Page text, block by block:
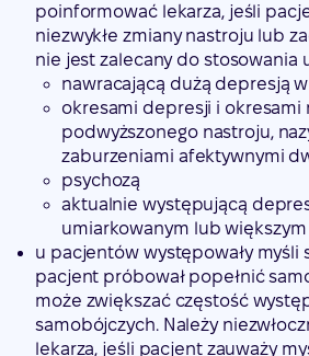
poinformować lekarza, jeśli
niezwykłe zmiany nastroju lub
nie jest zalecany do stosowania
nawracającą dużą depresją
okresami depresji i okresami
podwyższonego nastroju,
zaburzeniami afektywnymi
psychozą
aktualnie występującą
umiarkowanym lub większym
u pacjentów występowały myśli
pacjent próbował popełnić
może zwiększać częstość
samobójczych. Należy
lekarza, jeśli pacjent zauważy